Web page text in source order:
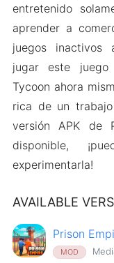
entretenido
aprender a
juegos inactivos
jugar este juego
Tycoon ahora
rica de un
versión APK de
disponible,
experimentarla!
AVAILABLE
Prison
MOD